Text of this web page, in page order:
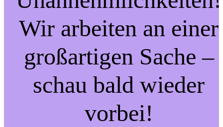
Wir arbeiten an einer
großartigen Sache –
schau bald wieder
vorbei!